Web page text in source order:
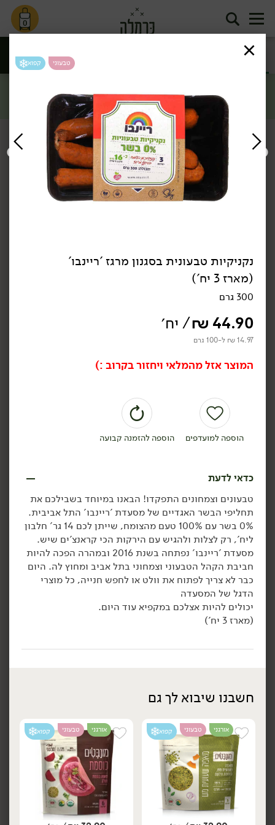
0
טבעוני
תחליפי בשר
סינון
טבעוני תחליפי בשר וטופו
מבצע: תחליף טונה טבעוני ב- 19.90 ₪ >>
*לפי תקנון מבצע, הזול מבניהם.
כן, אני רוצה
סופר טופו טוניסאי - משק
ויילר
הוספה לסל
יח׳
טופו אמיתי בוואקום
בתוספת 15% - משק ויילר
יח׳
18.90
₪
סופר טופו טמאגו - משק
ויילר
210 גרם
9.00 ₪ ל-100 גרם
יח׳
18.90
₪ / יח׳
סופר טופו מעושן - משק
ויילר
יח׳
קפוא
32.90
₪/ יח׳
טמפה מחומוס אורגני -
'טמפה ישראל'
300 גרם
15.90
₪/ יח׳
ממרח טופו רך מאוד -
'MORI-NU'
307 גרם
5.18 ₪ ל-100 גרם
טבעוני קפוא
נקניקיות טבעונית בסגנון מרגז 'ריינבו'
(מארז 3 יח')
300 גרם
44.90
₪/ יח׳
14.97 ₪ ל-100 גרם
המוצר אזל מהמלאי ויחזור בקרוב :)
הוספה למועדפים הוספה להזמנה קבועה
כדאי לדעת
טבעונים וצמחונים התפקדו! הבאנו במיוחד בשבילכם את
תחליפי הבשר האגדיים של מסעדת 'ריינבו' התל אביבית.
0% בשר עם 100% טעם מהצומח, שייתן לכם 14 גר' חלבון
ליח', רק לצלות ולהגיש עם הירקות הכי קראנצ'ים שיש.
מסעדת 'ריינבו' נפתחה בשנת 2016 ובמהרה הפכה להיות
חביבת הקהל הטבעוני וצמחוני בתל אביב ומחוץ לה. היום
כבר לא צריך לפתוח את וולט או לחפש חנייה, כל מוצרי
הדגל של המסעדה
יכולים להיות אצלכם במקפיא עוד היום.
(מארז 3 יח')
חשבנו שיבוא לך גם
אורגני טבעוני קפוא אורגני טבעוני קפוא